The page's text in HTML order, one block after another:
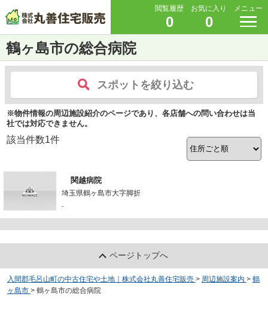
閲覧履歴
0
お気に入り
0
メニュー
鶴ヶ島市の総合病院
スポットを絞り込む
※物件情報の周辺施設紹介のページであり、各店舗への問い合わせは当
社では対応できません。
該当件数1件
関越病院
埼玉県鶴ヶ島市大字脚折
-
ページトップへ
入間郡毛呂山町の中古住宅や土地｜株式会社丸善住宅販売 > 周辺施設案内 > 鶴
ヶ島市 > 鶴ヶ島市の総合病院